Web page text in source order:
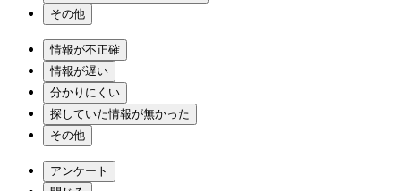
その他
情報が不正確
情報が遅い
分かりにくい
探していた情報が無かった
その他
アンケート